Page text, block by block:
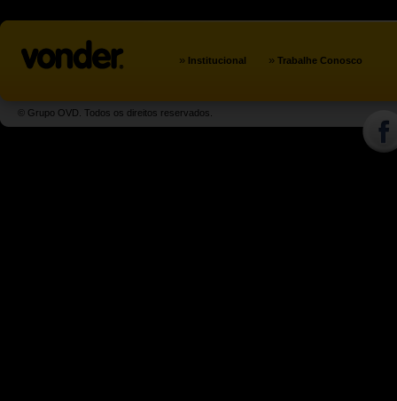
» Institucional » Trabalhe Conosco
© Grupo OVD. Todos os direitos reservados.